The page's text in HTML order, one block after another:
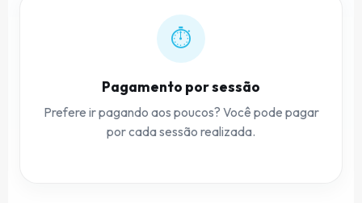
⏱
Pagamento por sessão
Prefere ir pagando aos poucos? Você pode pagar
por cada sessão realizada.